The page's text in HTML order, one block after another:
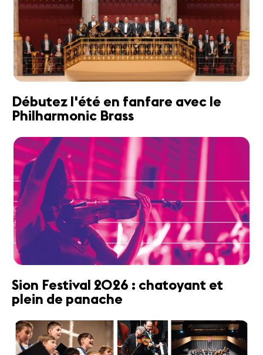
Débutez l'été en fanfare avec le
Philharmonic Brass
Sion Festival 2026 : chatoyant et
plein de panache